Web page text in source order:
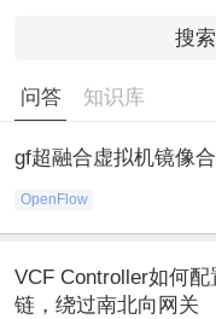
问答 知识库
gf超融合虚拟机镜像
OpenFlow
VCF Controller如何
链，绕过南北向网关